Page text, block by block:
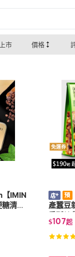
市 價格
IMIN
清涼
免運券
產蠶豆
香酥炒
$107起